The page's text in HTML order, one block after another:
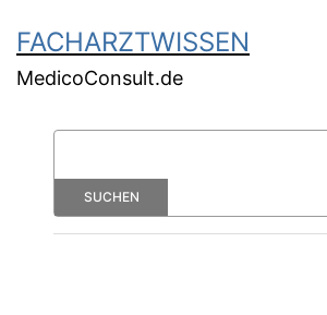
FACHARZTWISSEN
MedicoConsult.de